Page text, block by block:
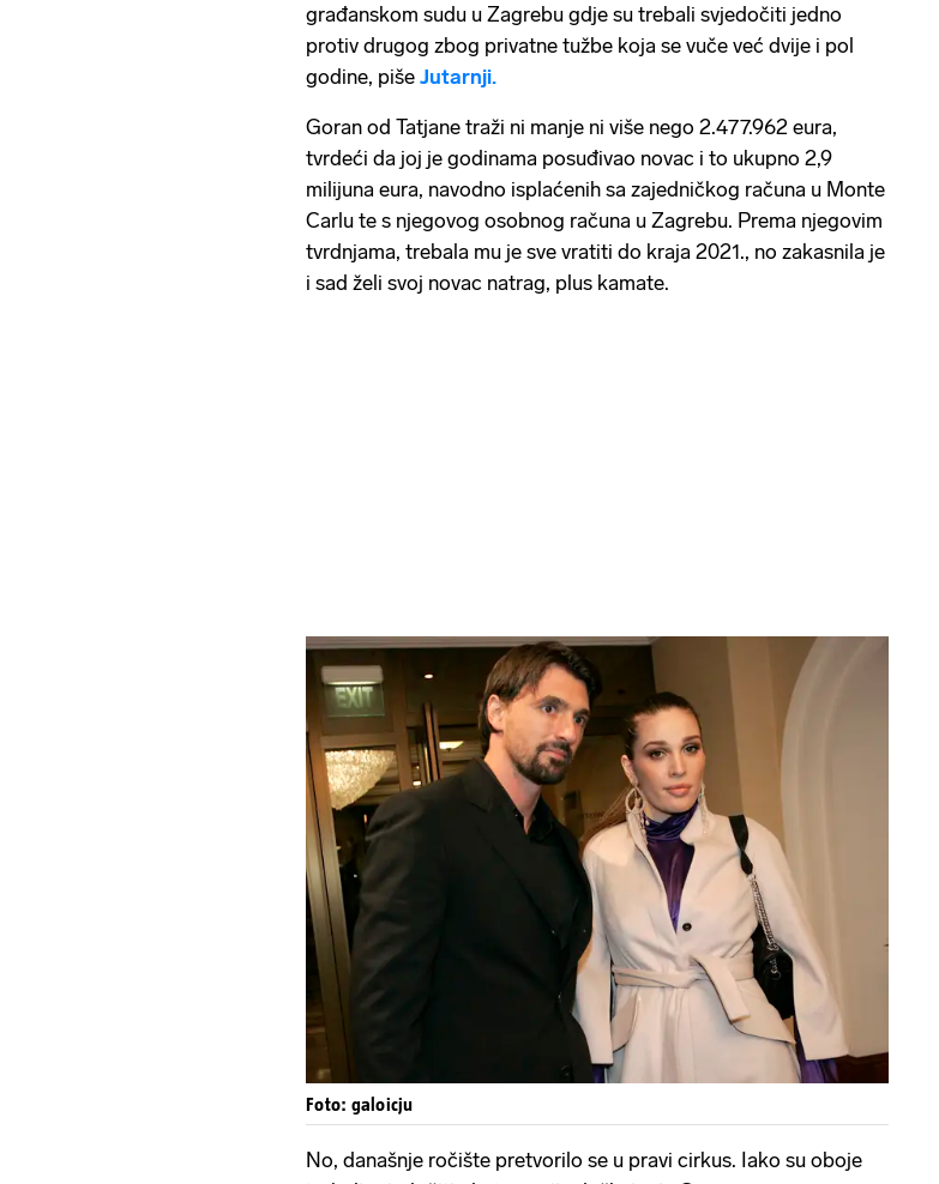
građanskom sudu u Zagrebu gdje su trebali svjedočiti jedno
protiv drugog zbog privatne tužbe koja se vuče već dvije i pol
godine, piše Jutarnji.
Goran od Tatjane traži ni manje ni više nego 2.477.962 eura,
tvrdeći da joj je godinama posuđivao novac i to ukupno 2,9
milijuna eura, navodno isplaćenih sa zajedničkog računa u Monte
Carlu te s njegovog osobnog računa u Zagrebu. Prema njegovim
tvrdnjama, trebala mu je sve vratiti do kraja 2021., no zakasnila je
i sad želi svoj novac natrag, plus kamate.
Foto: galoicju
No, današnje ročište pretvorilo se u pravi cirkus. Iako su oboje